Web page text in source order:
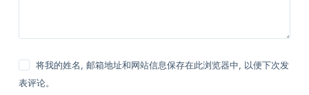
将我的姓名, 邮箱地址和网站信息保存在此浏览器中, 以便下次发
表评论。